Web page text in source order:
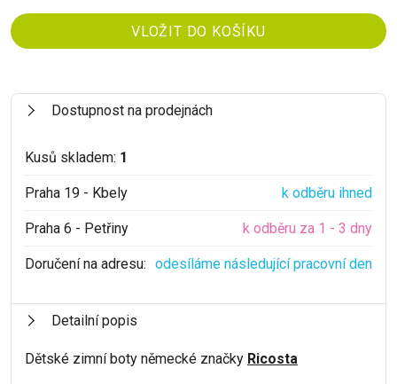
Dostupnost na prodejnách
Kusů skladem: 1
Praha 19 - Kbely k odběru ihned
Praha 6 - Petřiny k odběru za 1 - 3 dny
Doručení na adresu: odesíláme následující pracovní den
Detailní popis
Dětské zimní boty německé značky Ricosta